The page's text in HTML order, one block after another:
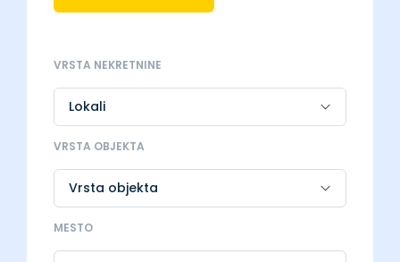
VRSTA NEKRETNINE
VRSTA OBJEKTA
MESTO